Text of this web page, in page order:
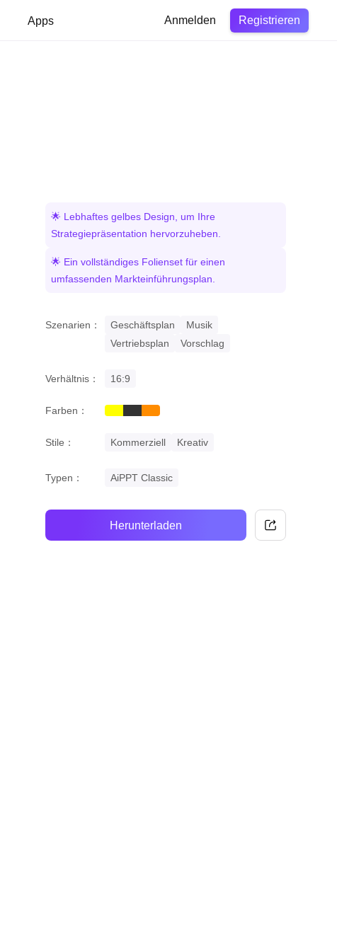
Apps Anmelden Registrieren
🌟 Lebhaftes gelbes Design, um Ihre
Strategiepräsentation hervorzuheben.
🌟 Ein vollständiges Folienset für einen
umfassenden Markteinführungsplan.
Szenarien： Geschäftsplan
Musik
Vertriebsplan
Vorschlag
Verhältnis： 16:9
Farben： yellowblackorange
Stile： Kommerziell Kreativ
Typen： AiPPT Classic
Herunterladen